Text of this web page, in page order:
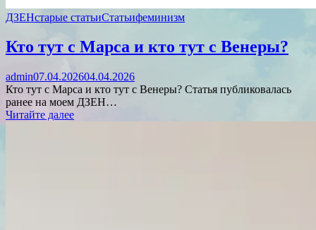
ДЗЕНстарые статьиСтатьифеминизм
Кто тут с Марса и кто тут с Венеры?
admin07.04.202604.04.2026
Кто тут с Марса и кто тут с Венеры? Статья публиковалась
ранее на моем ДЗЕН…
Читайте далее